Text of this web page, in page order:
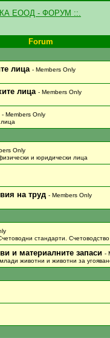
ЕООД - ФОРУМ ::.
Forum
лица - Members Only
лица - Members Only
- Members Only
Only
и юридически лица
на труд - Members Only
стандарти.
и материалните запаси -
животни и животни за